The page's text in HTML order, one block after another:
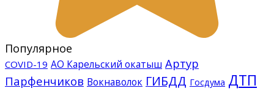
Популярное
COVID-19 АО Карельский окатыш Артур
Парфенчиков Вокнаволок ГИБДД Госдума ДТП